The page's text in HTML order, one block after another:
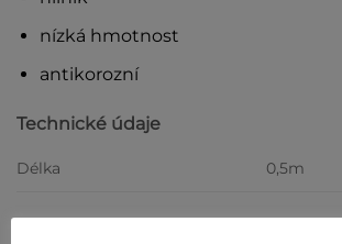
nízká hmotnost
antikorozní
Technické údaje
Délka 0,5m